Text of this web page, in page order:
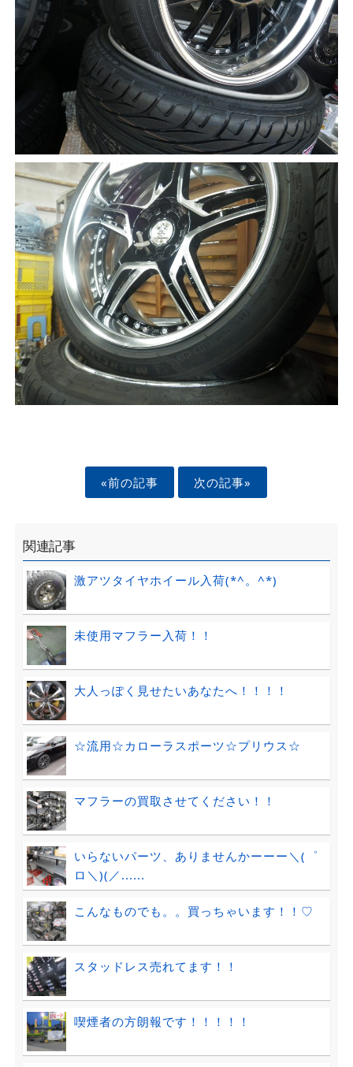
«前の記事 次の記事»
関連記事
激アツタイヤホイール入荷(*^。^*)
未使用マフラー入荷！！
大人っぽく見せたいあなたへ！！！！
☆流用☆カローラスポーツ☆プリウス☆
マフラーの買取させてください！！
いらないパーツ、ありませんかーーー＼(゜
ロ＼)(／......
こんなものでも。。買っちゃいます！！♡
スタッドレス売れてます！！
喫煙者の方朗報です！！！！！